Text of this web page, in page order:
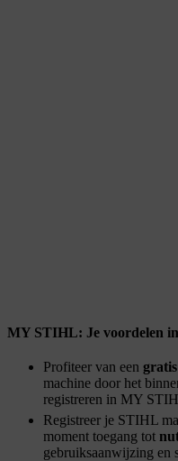
MY STIHL: Je voordelen in
Profiteer van een
machine door het
registreren in MY
Registreer je STIHL
moment toegang tot
gebruiksaanwijzing en